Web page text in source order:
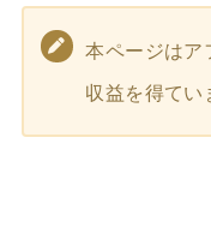
本ページはア
収益を得てい